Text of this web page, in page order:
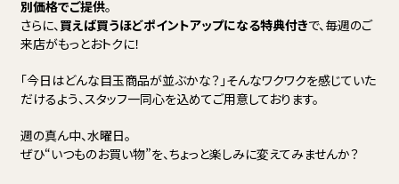
別価格でご提供。
さらに、買えば買うほどポイントアップになる特典付きで、毎週のご
来店がもっとおトクに！
「今日はどんな目玉商品が並ぶかな？」そんなワクワクを感じていた
だけるよう、スタッフ一同心を込めてご用意しております。
週の真ん中、水曜日。
ぜひ“いつものお買い物”を、ちょっと楽しみに変えてみませんか？